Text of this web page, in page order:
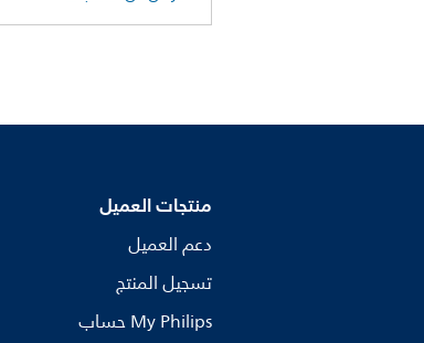
منتجات العميل
دعم العميل
تسجيل المنتج
My Philips حساب